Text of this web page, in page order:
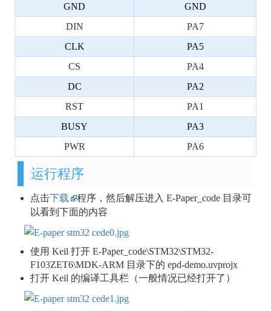
GND
GND
DIN
PA7
CLK
PA5
CS
PA4
DC
PA2
RST
PA1
BUSY
PA3
PWR
PA6
运行程序
点击下载
程序，然后解压进入 E-Paper_code 目录可
以看到下面的内容
使用 Keil 打开 E-Paper_code\STM32\STM32-
F103ZET6\MDK-ARM 目录下的 epd-demo.uvprojx
打开 Keil 的编译工具栏（一般情况已经打开了）